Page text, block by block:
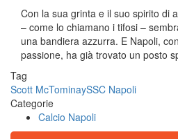
Con la sua grinta e il suo spirito di
– come lo chiamano i tifosi –
una bandiera azzurra. E Napoli,
passione, ha già trovato un posto
Tag
Scott McTominaySSC Napoli
Categorie
Calcio Napoli